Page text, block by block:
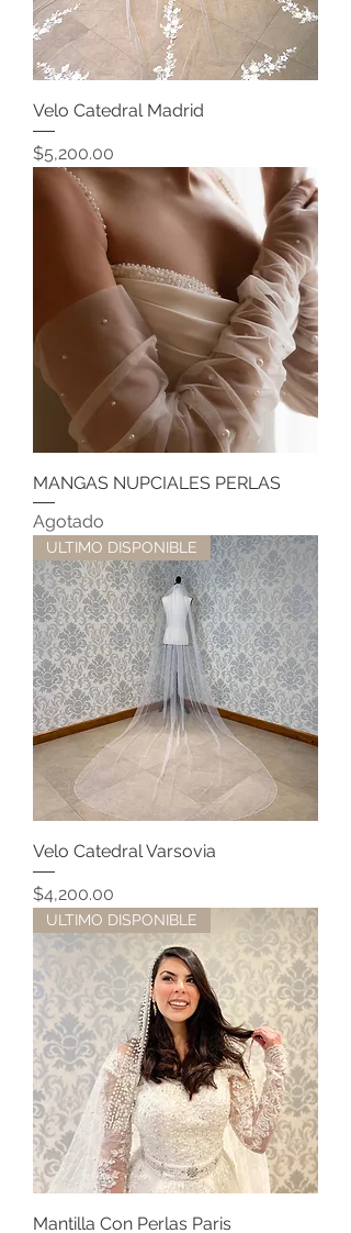
Velo Catedral Madrid
Precio
$5,200.00
MANGAS NUPCIALES PERLAS
Agotado
ULTIMO DISPONIBLE
Velo Catedral Varsovia
Precio
$4,200.00
ULTIMO DISPONIBLE
Mantilla Con Perlas Paris